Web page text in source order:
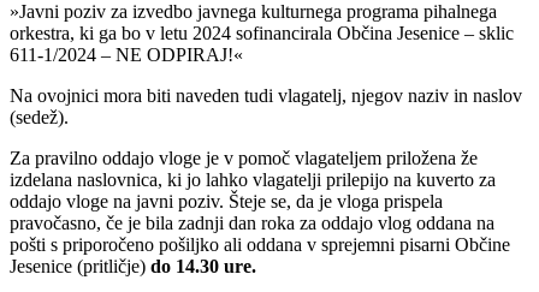
»Javni poziv za izvedbo javnega kulturnega programa pihalnega
orkestra, ki ga bo v letu 2024 sofinancirala Občina Jesenice – sklic
611-1/2024 – NE ODPIRAJ!«
Na ovojnici mora biti naveden tudi vlagatelj, njegov naziv in naslov
(sedež).
Za pravilno oddajo vloge je v pomoč vlagateljem priložena že
izdelana naslovnica, ki jo lahko vlagatelji prilepijo na kuverto za
oddajo vloge na javni poziv. Šteje se, da je vloga prispela
pravočasno, če je bila zadnji dan roka za oddajo vlog oddana na
pošti s priporočeno pošiljko ali oddana v sprejemni pisarni Občine
Jesenice (pritličje) do 14.30 ure.